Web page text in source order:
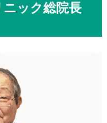
ック総院長